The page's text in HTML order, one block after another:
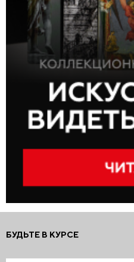
БУДЬТЕ В КУРСЕ